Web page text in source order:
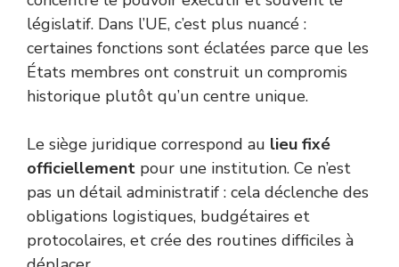
législatif. Dans l’UE, c’est plus nuancé :
certaines fonctions sont éclatées parce que les
États membres ont construit un compromis
historique plutôt qu’un centre unique.
Le siège juridique correspond au lieu fixé
officiellement pour une institution. Ce n’est
pas un détail administratif : cela déclenche des
obligations logistiques, budgétaires et
protocolaires, et crée des routines difficiles à